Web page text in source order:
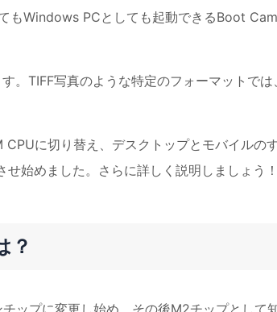
もWindows PCとしても起動できるBoot
TIFF写真のような特定のフォーマットでは、
に切り替え、デスクトップとモバイルの
始めました。さらに詳しく説明しましょう！
？
ップに変更し始め、その後M2チップとして